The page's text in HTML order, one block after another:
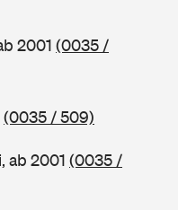
2001 (0035 /
(0035 / 509)
ab 2001 (0035 /